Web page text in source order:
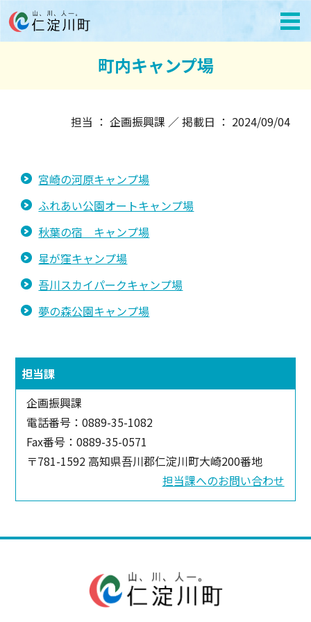
町内キャンプ場
担当 ： 企画振興課 ／ 掲載日 ： 2024/09/04
宮崎の河原キャンプ場
ふれあい公園オートキャンプ場
秋葉の宿 キャンプ場
星が窪キャンプ場
吾川スカイパークキャンプ場
夢の森公園キャンプ場
担当課
企画振興課
電話番号：0889-35-1082
Fax番号：0889-35-0571
〒781-1592 高知県吾川郡仁淀川町大崎200番地
担当課へのお問い合わせ